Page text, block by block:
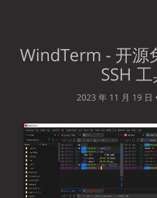
WindTerm - 开源
SSH
2023 年 11 月 19 日 •